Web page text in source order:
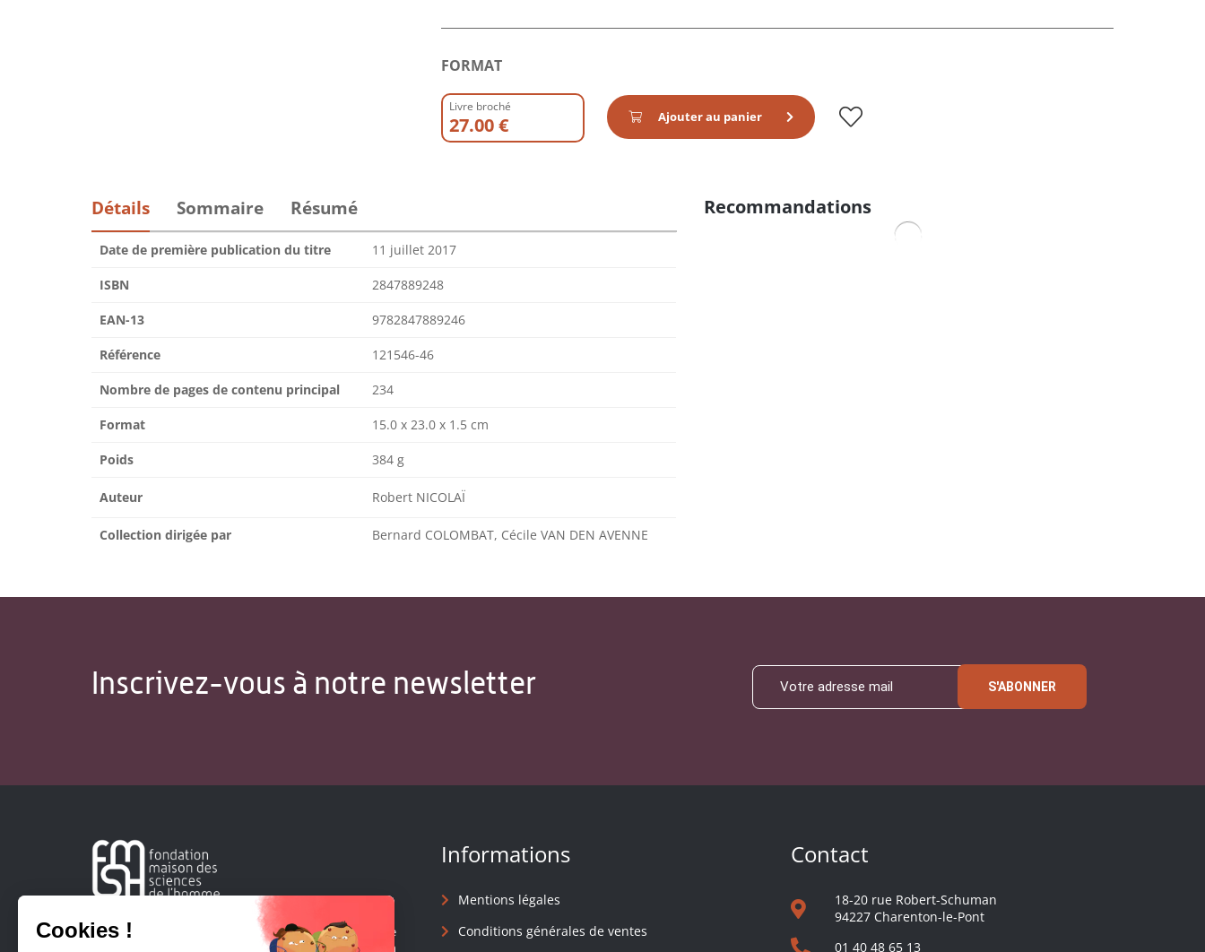
FORMAT
Livre broché
27.00 € Ajouter au panier
Détails Sommaire Résumé
Date de première publication du titre 11 juillet 2017
ISBN 2847889248
EAN-13 9782847889246
Référence 121546-46
Nombre de pages de contenu principal 234
Format 15.0 x 23.0 x 1.5 cm
Poids 384 g
Auteur Robert NICOLAÏ
Collection dirigée par Bernard COLOMBAT, Cécile VAN DEN AVENNE
Recommandations
Inscrivez-vous à notre newsletter S'ABONNER
Créée en 1963, la Fondation Maison Sciences de l'Homme
soutient la recherche et la diffusion des connaissances en
Informations
Mentions légales
Conditions générales de ventes
Contact
18-20 rue Robert-Schuman
94227 Charenton-le-Pont
01 40 48 65 13